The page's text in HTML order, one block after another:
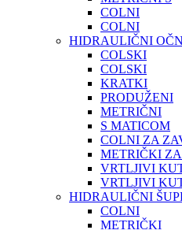
COLNI
COLNI
HIDRAULIČNI
COLSKI
COLSKI
KRATKI
PRODUŽENI
METRIČNI
S MATICOM
COLNI ZA
METRIČKI
VRTLJIVI
VRTLJIVI
HIDRAULIČNI
COLNI
METRIČKI